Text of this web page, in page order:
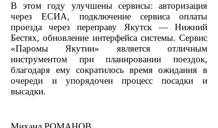
В этом году улучшены сервисы: авторизация
через ЕСИА, подключение сервиса оплаты
проезда через переправу Якутск — Нижний
Бестях, обновление интерфейса системы. Сервис
«Паромы Якутии» является отличным
инструментом при планировании поездок,
благодаря ему сократилось время ожидания в
очереди и упорядочен процесс посадки и
высадки.